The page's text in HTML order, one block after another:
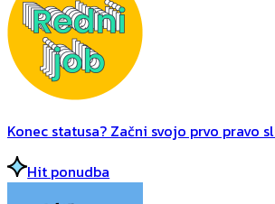
Konec statusa? Začni svojo prvo pravo
Hit ponudba